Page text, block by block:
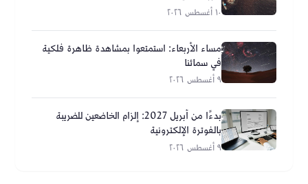
١٠ أغسطس ٢٠٢٦
مساء الأربعاء: استمتعوا بمشاهدة ظاهرة فلكية
في سمائنا
٩ أغسطس ٢٠٢٦
بدءًا من أبريل 2027: إلزام الخاضعين للضريبة
بالفوترة الإلكترونية
٩ أغسطس ٢٠٢٦